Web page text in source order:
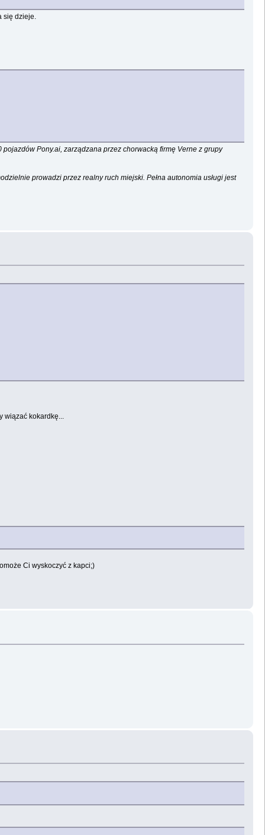
się dzieje.
Pony.ai, zarządzana przez chorwacką firmę Verne z grupy
prowadzi przez realny ruch miejski. Pełna autonomia usługi jest
wiązać kokardkę...
Ci wyskoczyć z kapci;)